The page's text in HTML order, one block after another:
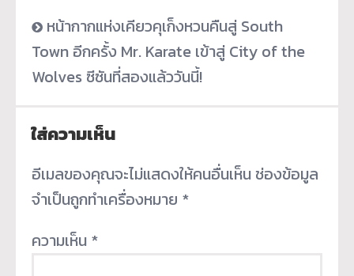
หน้ากากแห่งเคียวคุเก็งหวนคืนสู่ South
Town อีกครั้ง Mr. Karate เข้าสู่ City of the
Wolves ซีซันที่สองแล้ววันนี้!
ใส่ความเห็น
อีเมลของคุณจะไม่แสดงให้คนอื่นเห็น ช่องข้อมูล
จำเป็นถูกทำเครื่องหมาย *
ความเห็น *